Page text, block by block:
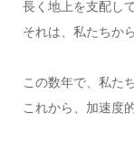
長く地上を支配し
それは、私たちか
この数年で、私た
これから、加速度